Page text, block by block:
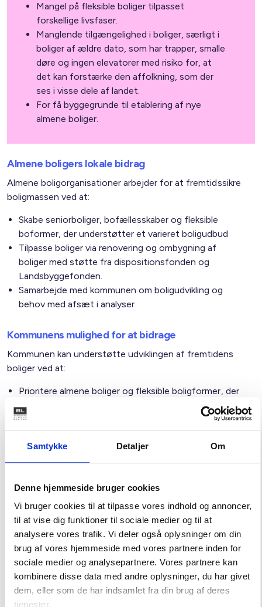
Samtykke Detaljer Om
Denne hjemmeside bruger cookies
Vi bruger cookies til at tilpasse vores indhold og annoncer,
til at vise dig funktioner til sociale medier og til at
analysere vores trafik. Vi deler også oplysninger om din
brug af vores hjemmeside med vores partnere inden for
sociale medier og analysepartnere. Vores partnere kan
kombinere disse data med andre oplysninger, du har givet
dem, eller som de har indsamlet fra din brug af deres
tjenester.
Mangel på fleksible boliger tilpasset
forskellige livsfaser.
Manglende tilgængelighed i boliger, særligt i
boliger af ældre dato, som har trapper, smalle
døre og ingen elevatorer med risiko for, at
det kan forstærke den affolkning, som der
ses i visse dele af landet.
For få byggegrunde til etablering af nye
almene boliger.
Almene boligers lokale bidrag
Almene boligorganisationer arbejder for at fremtidssikre
boligmassen ved at:
Skabe seniorboliger, bofællesskaber og fleksible
boformer, der understøtter et varieret boligudbud
Tilpasse boliger via renovering og ombygning af
boliger med støtte fra dispositionsfonden og
Landsbyggefonden.
Samarbejde med kommunen om boligudvikling og
behov med afsæt i analyser
Kommunens mulighed for at bidrage
Kommunen kan understøtte udviklingen af fremtidens
boliger ved at:
Prioritere almene boliger og fleksible boligformer, der
matcher fremtidens boligbehov og præferencer, i
lokalplanlægningen.
Understøtte tilgængelighedsløsninger og universelt
design m.v. i det eksisterende byggeri og etablering af
elevatorer.
almene boliger
Understøtte renovering af eksisterende almene
boliger, så flere har mulighed for at bo i en bolig
tilpasset deres behov
Prioritere og målrette etableringen af nære
sundhedstilbud, rammer for fysisk aktivitet, mobilitet
og fællesskaber i by- og boligområder.